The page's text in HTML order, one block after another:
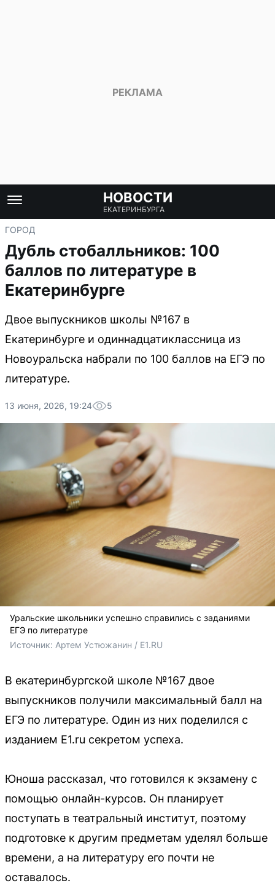
НОВОСТИ
ЕКАТЕРИНБУРГА
ГОРОД
Дубль стобалльников: 100
баллов по литературе в
Екатеринбурге
Двое выпускников школы №167 в
Екатеринбурге и одиннадцатиклассница из
Новоуральска набрали по 100 баллов на ЕГЭ по
литературе.
13 июня, 2026, 19:24 5
Уральские школьники успешно справились с заданиями
ЕГЭ по литературе
Источник: Артем Устюжанин / E1.RU
В екатеринбургской школе №167 двое
выпускников получили максимальный балл на
ЕГЭ по литературе. Один из них поделился с
изданием E1.ru секретом успеха.
Юноша рассказал, что готовился к экзамену с
помощью онлайн-курсов. Он планирует
поступать в театральный институт, поэтому
подготовке к другим предметам уделял больше
времени, а на литературу его почти не
оставалось.